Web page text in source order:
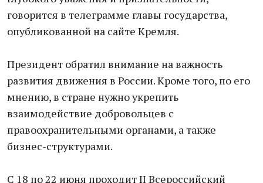
говорится в телеграмме главы государства,
опубликованной на сайте Кремля.
Президент обратил внимание на важность
развития движения в России. Кроме того, по его
мнению, в стране нужно укрепить
взаимодействие добровольцев с
правоохранительными органами, а также
бизнес-структурами.
С 18 по 22 июня проходит II Всероссийский